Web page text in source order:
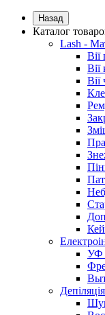
Назад
Каталог
Lash -
Вії
Вії
Вії
УФ